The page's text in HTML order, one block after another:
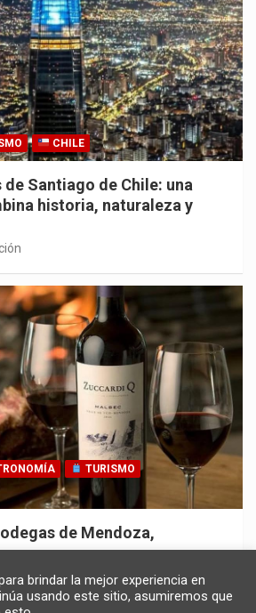
CHILE
Santiago de Chile: una
historia, naturaleza y
TURISMO
de Mendoza,
brindar la mejor experiencia en
usando este sitio, asumiremos que